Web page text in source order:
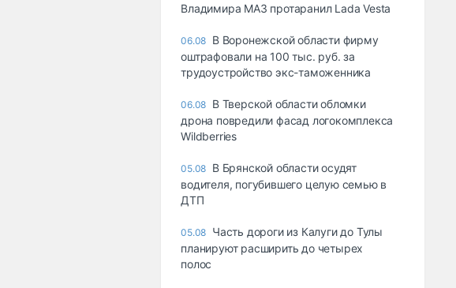
Владимира МАЗ протаранил Lada Vesta
06.08 В Воронежской области фирму
оштрафовали на 100 тыс. руб. за
трудоустройство экс-таможенника
06.08 В Тверской области обломки
дрона повредили фасад логокомплекса
Wildberries
05.08 В Брянской области осудят
водителя, погубившего целую семью в
ДТП
05.08 Часть дороги из Калуги до Тулы
планируют расширить до четырех
полос